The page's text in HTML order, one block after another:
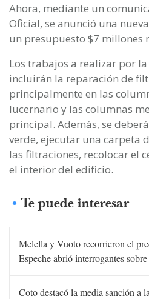
Ahora, mediante un
Oficial, se anunció una
un presupuesto $7 millones
Los trabajos a realizar por
incluirán la reparación de
principalmente en las
lucernario y las columnas
principal. Además, se
verde, ejecutar una carpeta
las filtraciones, recolocar el
el interior del edificio.
Te puede interesar
Melella y Vuoto recorrieron el
Espeche abrió interrogantes
Coto destacó la media sanción a